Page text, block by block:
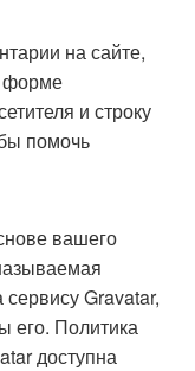
на сайте,
форме
и строку
помочь
вашего
Gravatar,
его. Политика
доступна